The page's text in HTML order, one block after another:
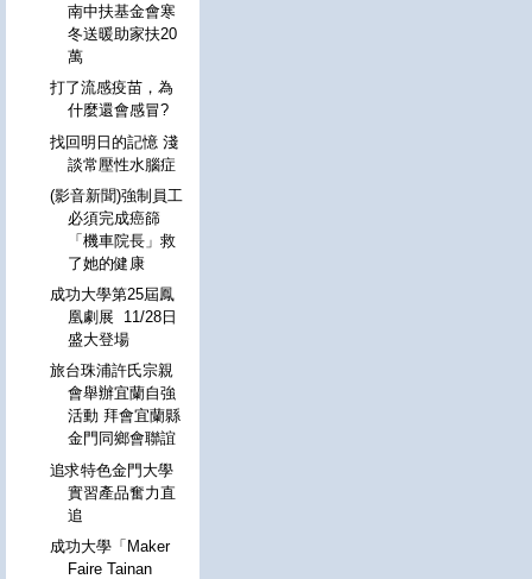
南中扶基金會寒
冬送暖助家扶20
萬
打了流感疫苗，為
什麼還會感冒?
找回明日的記憶 淺
談常壓性水腦症
(影音新聞)強制員工
必須完成癌篩
「機車院長」救
了她的健康
成功大學第25屆鳳
凰劇展 11/28日
盛大登場
旅台珠浦許氏宗親
會舉辦宜蘭自強
活動 拜會宜蘭縣
金門同鄉會聯誼
追求特色金門大學
實習產品奮力直
追
成功大學「Maker
Faire Tainan